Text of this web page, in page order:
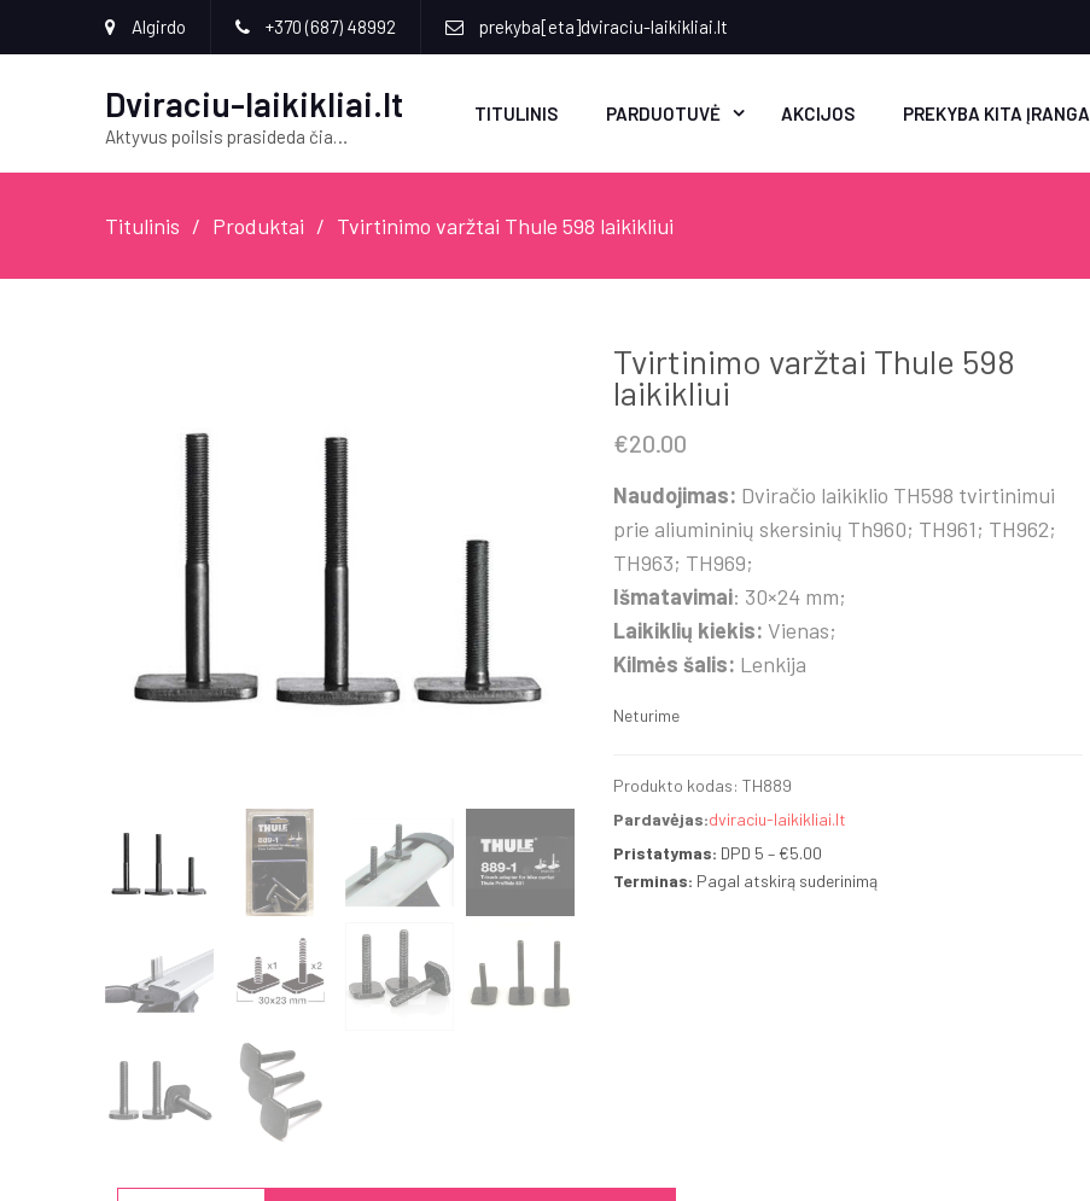
Algirdo +370 (687) 48992 prekyba[eta]dviraciu-laikikliai.lt
Dviraciu-laikikliai.lt
Aktyvus poilsis prasideda čia…
TITULINIS PARDUOTUVĖ AKCIJOS PREKYBA KITA ĮRANGA
Titulinis Produktai Tvirtinimo varžtai Thule 598 laikikliui
Tvirtinimo varžtai Thule 598
laikikliui
€20.00
Naudojimas: Dviračio laikiklio TH598 tvirtinimui
prie aliumininių skersinių Th960; TH961; TH962;
TH963; TH969;
Išmatavimai: 30×24 mm;
Laikiklių kiekis: Vienas;
Kilmės šalis: Lenkija
Neturime
Produkto kodas:TH889
Pardavėjas:dviraciu-laikikliai.lt
Pristatymas: DPD 5 – €5.00
Terminas: Pagal atskirą suderinimą